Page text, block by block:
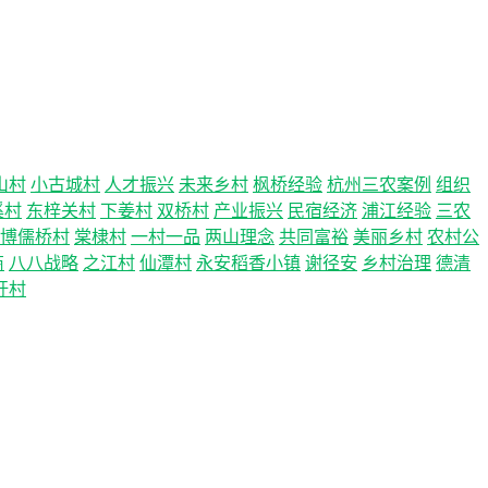
村 小古城村 人才振兴 未来乡村 枫桥经验 杭州三农案例 组织
村 东梓关村 下姜村 双桥村 产业振兴 民宿经济 浦江经验 三农
博儒桥村 棠棣村 一村一品 两山理念 共同富裕 美丽乡村 农村公
八八战略 之江村 仙潭村 永安稻香小镇 谢径安 乡村治理 德清
村